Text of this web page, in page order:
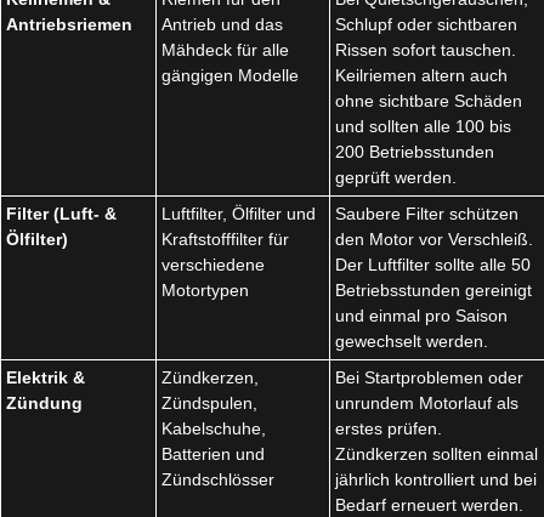
Antriebsriemen
Antrieb und das
Mähdeck für alle
gängigen Modelle
Schlupf oder sichtbaren
Rissen sofort tauschen.
Keilriemen altern auch
ohne sichtbare Schäden
und sollten alle 100 bis
200 Betriebsstunden
geprüft werden.
Filter (Luft- &
Ölfilter)
Luftfilter, Ölfilter und
Kraftstofffilter für
verschiedene
Motortypen
Saubere Filter schützen
den Motor vor Verschleiß.
Der Luftfilter sollte alle 50
Betriebsstunden gereinigt
und einmal pro Saison
gewechselt werden.
Elektrik &
Zündung
Zündkerzen,
Zündspulen,
Kabelschuhe,
Batterien und
Zündschlösser
Bei Startproblemen oder
unrundem Motorlauf als
erstes prüfen.
Zündkerzen sollten einmal
jährlich kontrolliert und bei
Bedarf erneuert werden.